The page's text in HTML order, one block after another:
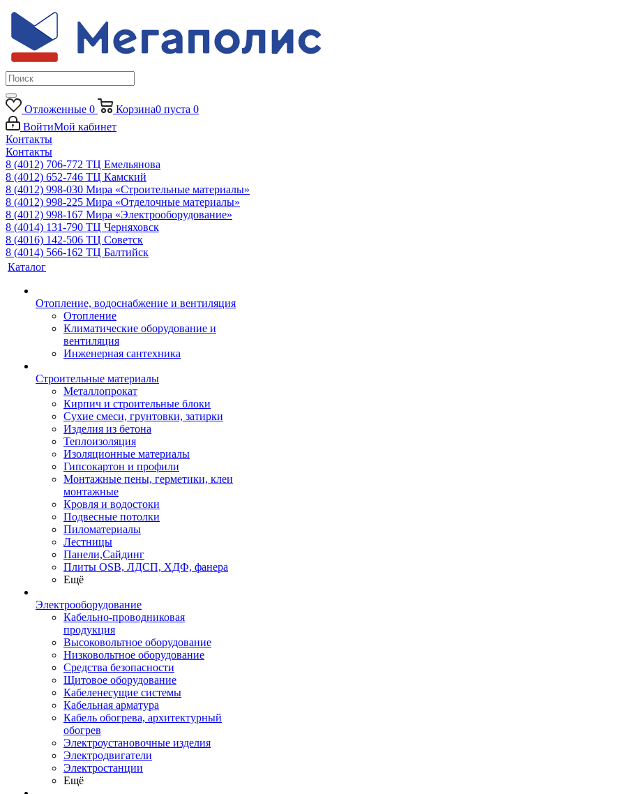
Отложенные 0 Корзина0 пуста 0
ВойтиМой кабинет
Контакты
Контакты
8 (4012) 706-772 ТЦ Емельянова
8 (4012) 652-746 ТЦ Камский
8 (4012) 998-030 Мира «Строительные материалы»
8 (4012) 998-225 Мира «Отделочные материалы»
8 (4012) 998-167 Мира «Электрооборудование»
8 (4014) 131-790 ТЦ Черняховск
8 (4016) 142-506 ТЦ Советск
8 (4014) 566-162 ТЦ Балтийск
Каталог
Отопление, водоснабжение и вентиляция
Отопление
Климатические оборудование и
вентиляция
Инженерная сантехника
Строительные материалы
Металлопрокат
Кирпич и строительные блоки
Сухие смеси, грунтовки, затирки
Изделия из бетона
Теплоизоляция
Изоляционные материалы
Гипсокартон и профили
Монтажные пены, герметики, клеи
монтажные
Кровля и водостоки
Подвесные потолки
Пиломатериалы
Лестницы
Панели,Сайдинг
Плиты OSB, ЛДСП, ХДФ, фанера
Ещё
Электрооборудование
Кабельно-проводниковая
продукция
Высоковольтное оборудование
Низковольтное оборудование
Средства безопасности
Щитовое оборудование
Кабеленесущие системы
Кабельная арматура
Кабель обогрева, архитектурный
обогрев
Электроустановочные изделия
Электродвигатели
Электростанции
Ещё